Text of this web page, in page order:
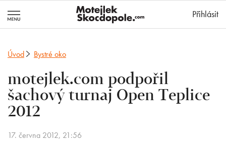
Přihlásit
Úvod Bystré oko
motejlek.com podpořil
šachový turnaj Open Teplice
2012
17. června 2012, 21:56